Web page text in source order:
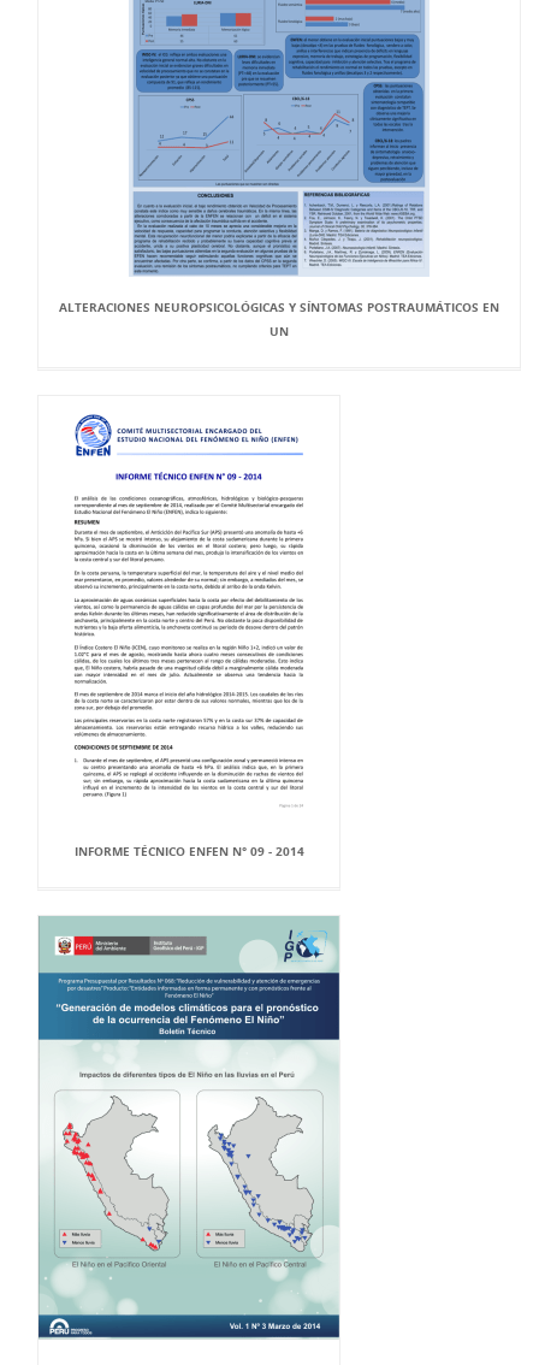
ALTERACIONES NEUROPSICOLÓGICAS Y SÍNTOMAS POSTRAUMÁTICOS EN
UN
INFORME TÉCNICO ENFEN N° 09 - 2014